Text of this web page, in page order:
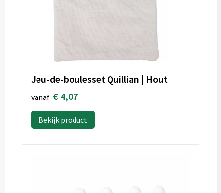
Jeu-de-boulesset Quillian | Hout
vanaf € 4,07
Bekijk product